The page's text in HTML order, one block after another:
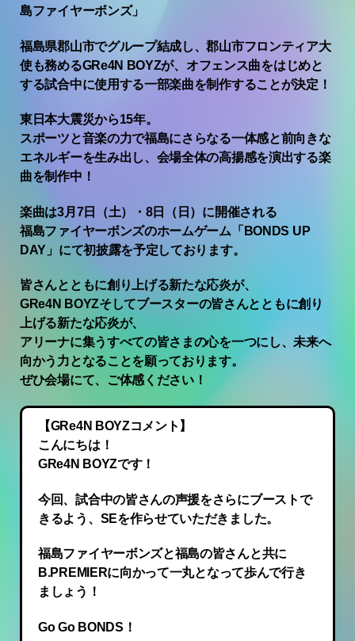
島ファイヤーボンズ」
福島県郡山市でグループ結成し、郡山市フロンティア大
使も務めるGRe4N BOYZが、オフェンス曲をはじめと
する試合中に使用する一部楽曲を制作することが決定！
東日本大震災から15年。
スポーツと音楽の力で福島にさらなる一体感と前向きな
エネルギーを生み出し、会場全体の高揚感を演出する楽
曲を制作中！
楽曲は3月7日（土）・8日（日）に開催される
福島ファイヤーボンズのホームゲーム「BONDS UP
DAY」にて初披露を予定しております。
皆さんとともに創り上げる新たな応炎が、
GRe4N BOYZそしてブースターの皆さんとともに創り
上げる新たな応炎が、
アリーナに集うすべての皆さまの心を一つにし、未来へ
向かう力となることを願っております。
ぜひ会場にて、ご体感ください！
【GRe4N BOYZコメント】
こんにちは！
GRe4N BOYZです！
今回、試合中の皆さんの声援をさらにブーストで
きるよう、SEを作らせていただきました。
福島ファイヤーボンズと福島の皆さんと共に
B.PREMIERに向かって一丸となって歩んで行き
ましょう！
Go Go BONDS！